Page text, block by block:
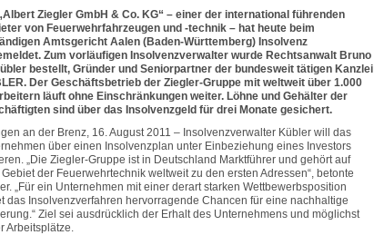
Ziegler GmbH & Co. KG“ – einer der international führenden
von Feuerwehrfahrzeugen und -technik – hat heute beim
Amtsgericht Aalen (Baden-Württemberg) Insolvenz
Zum vorläufigen Insolvenzverwalter wurde Rechtsanwalt Bruno
bestellt, Gründer und Seniorpartner der bundesweit tätigen Kanzlei
Der Geschäftsbetrieb der Ziegler-Gruppe mit weltweit über 1.000
läuft ohne Einschränkungen weiter. Löhne und Gehälter der
sind über das Insolvenzgeld für drei Monate gesichert.
an der Brenz, 16. August 2011 – Insolvenzverwalter Kübler will das
über einen Insolvenzplan unter Einbeziehung eines Investors
„Die Ziegler-Gruppe ist in Deutschland Marktführer und gehört auf
der Feuerwehrtechnik weltweit zu den ersten Adressen“, betonte
„Für ein Unternehmen mit einer derart starken Wettbewerbsposition
das Insolvenzverfahren hervorragende Chancen für eine nachhaltige
Ziel sei ausdrücklich der Erhalt des Unternehmens und möglichst
Arbeitsplätze.